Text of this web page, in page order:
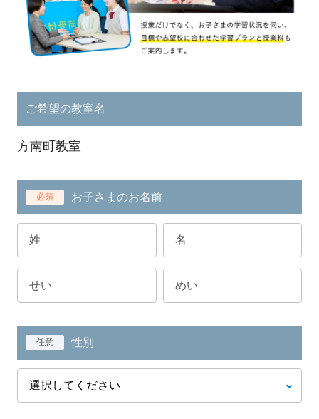
ご希望の教室名
方南町教室
必須 お子さまのお名前
任意 性別